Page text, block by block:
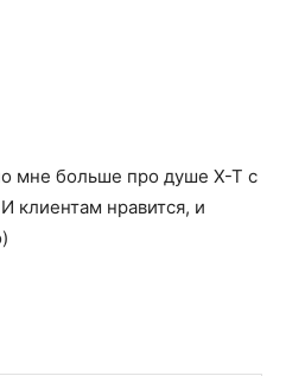
мне больше про душе Х-Т с
клиентам нравится, и